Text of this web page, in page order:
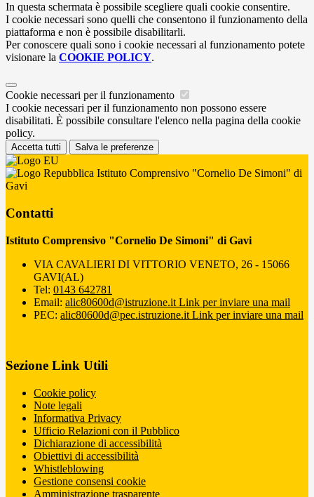
In questa schermata è possibile scegliere quali cookie consentire.
I cookie necessari sono quelli che consentono il funzionamento della
piattaforma e non è possibile disabilitarli.
Per conoscere quali sono i cookie necessari al funzionamento potete
visionare la COOKIE POLICY.
Cookie necessari per il funzionamento
I cookie necessari per il funzionamento non possono essere
disabilitati. È possibile consultare l'elenco nella pagina della cookie
policy.
Accetta tutti Salva le preferenze
Istituto Comprensivo "Cornelio De Simoni" di
Gavi
Contatti
Istituto Comprensivo "Cornelio De Simoni" di Gavi
VIA CAVALIERI DI VITTORIO VENETO, 26 - 15066
GAVI(AL)
Tel: 0143 642781
Email: alic80600d@istruzione.it Link per inviare una mail
PEC: alic80600d@pec.istruzione.it Link per inviare una mail
Sezione Link Utili
Cookie policy
Note legali
Informativa Privacy
Ufficio Relazioni con il Pubblico
Dichiarazione di accessibilità
Obiettivi di accessibilità
Whistleblowing
Gestione consensi cookie
Amministrazione trasparente